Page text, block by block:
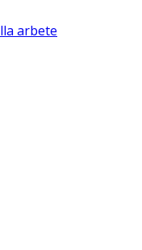
arbete